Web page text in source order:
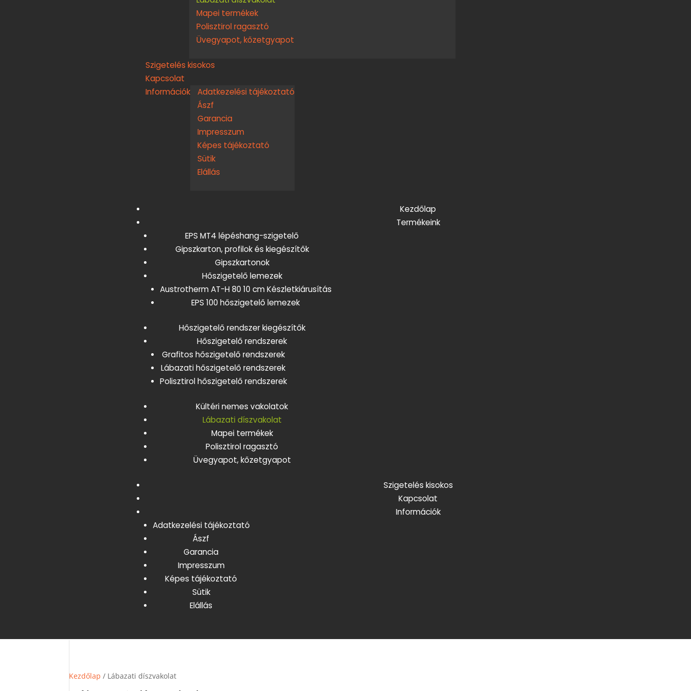
Mapei termékek
Polisztirol ragasztó
Üvegyapot, kőzetgyapot
Szigetelés kisokos
Kapcsolat
Információk
Adatkezelési tájékoztató
Ászf
Garancia
Impresszum
Képes tájékoztató
Sütik
Elállás
Kezdőlap
Termékeink
EPS MT4 lépéshang-szigetelő
Gipszkarton, profilok és kiegészítők
Gipszkartonok
Hőszigetelő lemezek
Austrotherm AT-H 80 10 cm Készletkiárusítás
EPS 100 hőszigetelő lemezek
Hőszigetelő rendszer kiegészítők
Hőszigetelő rendszerek
Grafitos hőszigetelő rendszerek
Lábazati hőszigetelő rendszerek
Polisztirol hőszigetelő rendszerek
Kültéri nemes vakolatok
Lábazati díszvakolat
Mapei termékek
Polisztirol ragasztó
Üvegyapot, kőzetgyapot
Szigetelés kisokos
Kapcsolat
Információk
Adatkezelési tájékoztató
Ászf
Garancia
Impresszum
Képes tájékoztató
Sütik
Elállás
Kezdőlap / Lábazati díszvakolat